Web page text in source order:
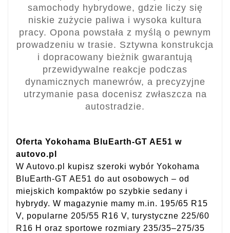
samochody hybrydowe, gdzie liczy się
niskie zużycie paliwa i wysoka kultura
pracy. Opona powstała z myślą o pewnym
prowadzeniu w trasie. Sztywna konstrukcja
i dopracowany bieżnik gwarantują
przewidywalne reakcje podczas
dynamicznych manewrów, a precyzyjne
utrzymanie pasa docenisz zwłaszcza na
autostradzie.
Oferta Yokohama BluEarth-GT AE51 w
autovo.pl
W Autovo.pl kupisz szeroki wybór Yokohama
BluEarth-GT AE51 do aut osobowych – od
miejskich kompaktów po szybkie sedany i
hybrydy. W magazynie mamy m.in. 195/65 R15
V, popularne 205/55 R16 V, turystyczne 225/60
R16 H oraz sportowe rozmiary 235/35–275/35